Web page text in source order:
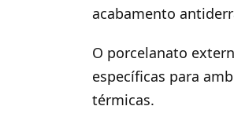
acabamento
O porcelanato
específicas para
térmicas.